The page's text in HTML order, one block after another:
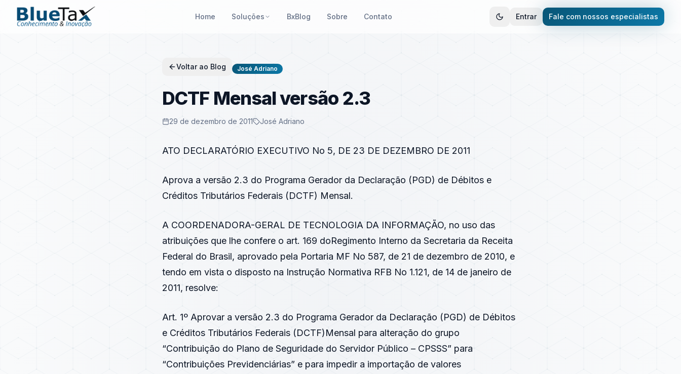
Home Soluções BxBlog Sobre Contato Entrar Fale com nossos especialistas
Voltar ao Blog José Adriano
DCTF Mensal versão 2.3
29 de dezembro de 2011 José Adriano
ATO DECLARATÓRIO EXECUTIVO No 5, DE 23 DE DEZEMBRO DE 2011
Aprova a versão 2.3 do Programa Gerador da Declaração (PGD) de Débitos e
Créditos Tributários Federais (DCTF) Mensal.
A COORDENADORA-GERAL DE TECNOLOGIA DA INFORMAÇÃO, no uso das
atribuições que lhe confere o art. 169 doRegimento Interno da Secretaria da Receita
Federal do Brasil, aprovado pela Portaria MF No 587, de 21 de dezembro de 2010, e
tendo em vista o disposto na Instrução Normativa RFB No 1.121, de 14 de janeiro de
2011, resolve:
Art. 1º Aprovar a versão 2.3 do Programa Gerador da Declaração (PGD) de Débitos
e Créditos Tributários Federais (DCTF)Mensal para alteração do grupo
“Contribuição do Plano de Seguridade do Servidor Público – CPSSS” para
“Contribuições Previdenciárias” e para impedir a importação de valores